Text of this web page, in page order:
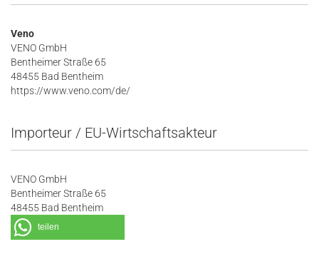
Veno
VENO GmbH
Bentheimer Straße 65
48455 Bad Bentheim
https://www.veno.com/de/
Importeur / EU-Wirtschaftsakteur
VENO GmbH
Bentheimer Straße 65
48455 Bad Bentheim
teilen